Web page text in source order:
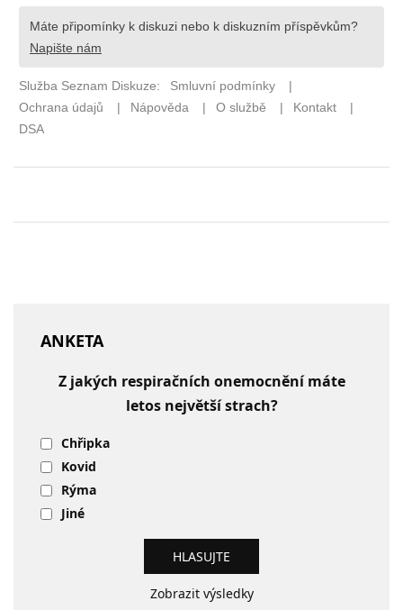
ANKETA
Z jakých respiračních onemocnění máte
letos největší strach?
Chřipka
Kovid
Rýma
Jiné
Zobrazit výsledky